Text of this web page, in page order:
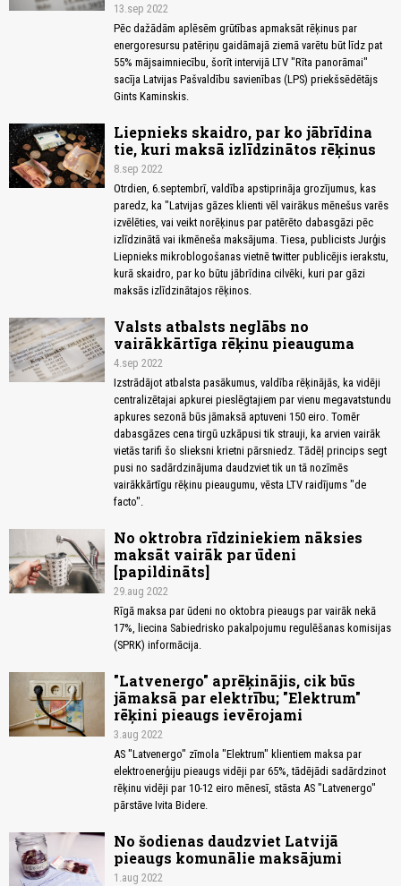
13.sep 2022
Pēc dažādām aplēsēm grūtības apmaksāt rēķinus par
energoresursu patēriņu gaidāmajā ziemā varētu būt līdz pat
55% mājsaimniecību, šorīt intervijā LTV "Rīta panorāmai"
sacīja Latvijas Pašvaldību savienības (LPS) priekšsēdētājs
Gints Kaminskis.
Liepnieks skaidro, par ko jābrīdina
tie, kuri maksā izlīdzinātos rēķinus
8.sep 2022
Otrdien, 6.septembrī, valdība apstiprināja grozījumus, kas
paredz, ka "Latvijas gāzes klienti vēl vairākus mēnešus varēs
izvēlēties, vai veikt norēķinus par patērēto dabasgāzi pēc
izlīdzinātā vai ikmēneša maksājuma. Tiesa, publicists Jurģis
Liepnieks mikroblogošanas vietnē twitter publicējis ierakstu,
kurā skaidro, par ko būtu jābrīdina cilvēki, kuri par gāzi
maksās izlīdzinātajos rēķinos.
Valsts atbalsts neglābs no
vairākkārtīga rēķinu pieauguma
4.sep 2022
Izstrādājot atbalsta pasākumus, valdība rēķinājās, ka vidēji
centralizētajai apkurei pieslēgtajiem par vienu megavatstundu
apkures sezonā būs jāmaksā aptuveni 150 eiro. Tomēr
dabasgāzes cena tirgū uzkāpusi tik strauji, ka arvien vairāk
vietās tarifi šo slieksni krietni pārsniedz. Tādēļ princips segt
pusi no sadārdzinājuma daudzviet tik un tā nozīmēs
vairākkārtīgu rēķinu pieaugumu, vēsta LTV raidījums "de
facto".
No oktrobra rīdziniekiem nāksies
maksāt vairāk par ūdeni
[papildināts]
29.aug 2022
Rīgā maksa par ūdeni no oktobra pieaugs par vairāk nekā
17%, liecina Sabiedrisko pakalpojumu regulēšanas komisijas
(SPRK) informācija.
"Latvenergo" aprēķinājis, cik būs
jāmaksā par elektrību; "Elektrum"
rēķini pieaugs ievērojami
3.aug 2022
AS "Latvenergo" zīmola "Elektrum" klientiem maksa par
elektroenerģiju pieaugs vidēji par 65%, tādējādi sadārdzinot
rēķinu vidēji par 10-12 eiro mēnesī, stāsta AS "Latvenergo"
pārstāve Ivita Bidere.
No šodienas daudzviet Latvijā
pieaugs komunālie maksājumi
1.aug 2022